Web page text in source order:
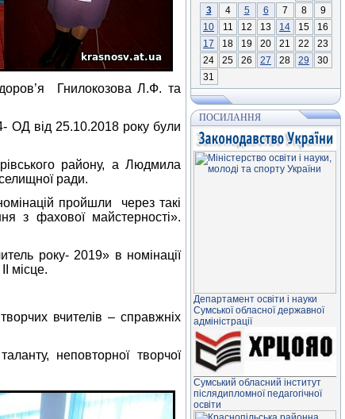
Гнилокозова Л.Ф. та
ОД від 25.10.2018 року були
району, а Людмила
ради.
пройшли через такі
з фахової майстерності».
року- 2019» в номінації
місце.
вчителів – справжніх
неповторної творчої
3
4 5 6 7 8
9
10
11 12 13 14 15
16
17
18 19 20 21 22
23
24
25 26 27 28 29
30
31
ПОСИЛАННЯ
Департамент освiти і науки
Сумської обласної державної
адміністрації
Сумський обласний інститут
післядипломної педагогічної
освіти